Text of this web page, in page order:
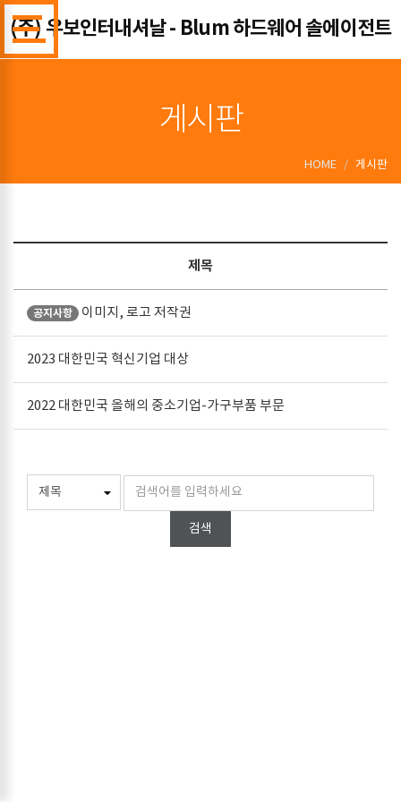
(주) 우보인터내셔날 - Blum 하드웨어 솔에이전트
게시판
HOME 게시판
제목
공지사항 이미지, 로고 저작권
2023 대한민국 혁신기업 대상
2022 대한민국 올해의 중소기업-가구부품 부문
검색